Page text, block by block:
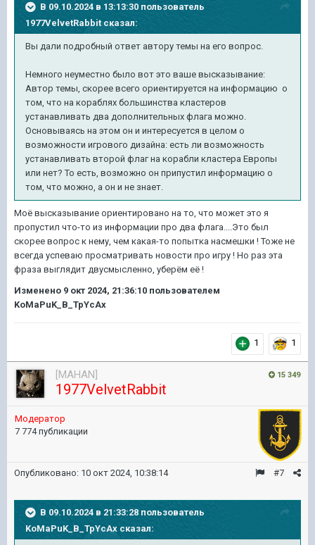
В 09.10.2024 в 13:13:30 пользователь
1977VelvetRabbitсказал:
Вы дали подробный ответ автору темы на его вопрос.
Немного неуместно было вот это ваше высказывание:
Автор темы, скорее всего ориентируется на информацию о
том, что на кораблях большинства кластеров
устанавливать два дополнительных флага можно.
Основываясь на этом он и интересуется в целом о
возможности игрового дизайна: есть ли возможность
устанавливать второй флаг на корабли кластера Европы
или нет? То есть, возможно он припустил информацию о
том, что можно, а он и не знает.
Моё высказывание ориентировано на то, что может это я
пропустил что-то из информации про два флага....Это был
скорее вопрос к нему, чем какая-то попытка насмешки ! Тоже не
всегда успеваю просматривать новости про игру ! Но раз эта
фраза выглядит двусмысленно, уберём её !
Изменено 9 окт 2024, 21:36:10 пользователем
KoMaPuK_B_TpYcAx
1 1
15 349
[MAHAN]
1977VelvetRabbit
Модератор
7 774 публикации
#7
Опубликовано: 10 окт 2024, 10:38:14
В 09.10.2024 в 21:33:28 пользователь
KoMaPuK_B_TpYcAx сказал: